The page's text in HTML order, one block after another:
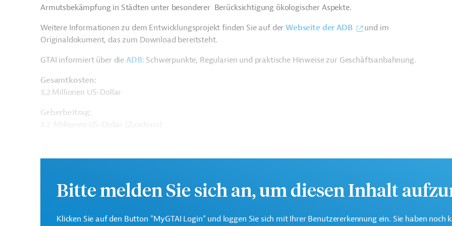
Armutsbekämpfung in Städten unter besonderer Berücksichtigung ökologischer Aspekte.
Weitere Informationen zu dem Entwicklungsprojekt finden Sie auf derWebseite der ADB
und im
Originaldokument, das zum Download bereitsteht.
GTAI informiert über die ADB: Schwerpunkte, Regularien und praktische Hinweise zur Geschäftsanbahnung.
Gesamtkosten:
3,2 Millionen US-Dollar
Geberbeitrag:
Kontaktadressen
Bitte melden Sie sich an, um diesen Inhalt
Klicken Sie auf den Button "MyGTAI Login" und loggen Sie sich mit Ihrer Benutzererkennung ein. Sie haben noch